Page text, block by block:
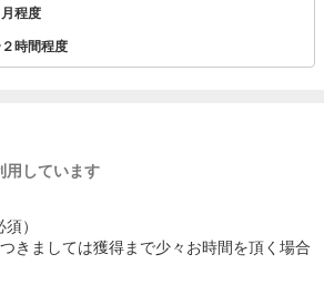
程度
時間程度
用しています
）
きましては獲得まで少々お時間を頂く場合